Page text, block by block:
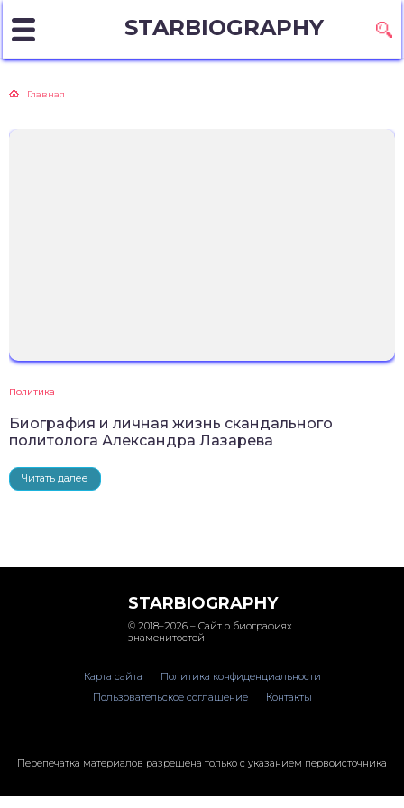
STARBIOGRAPHY
Главная
Политика
Биография и личная жизнь скандального
политолога Александра Лазарева
Читать далее
STARBIOGRAPHY
© 2018–2026 – Сайт о биографиях
знаменитостей
Карта сайта
Политика конфиденциальности
Пользовательское соглашение
Контакты
Перепечатка материалов разрешена только с указанием первоисточника